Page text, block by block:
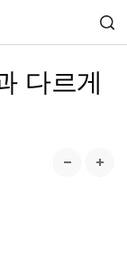
다르게